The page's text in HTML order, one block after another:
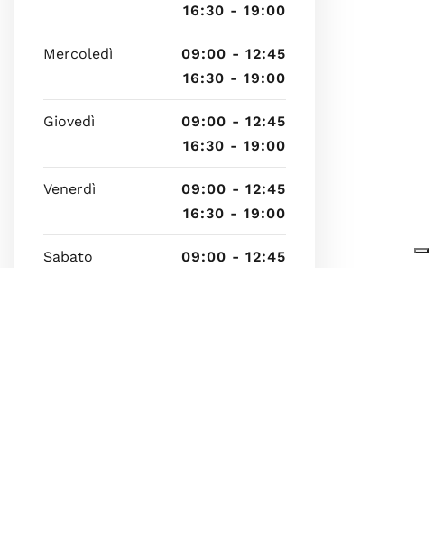
16:30 - 19:00
Mercoledì
09:00 - 12:45
16:30 - 19:00
Giovedì
09:00 - 12:45
16:30 - 19:00
Venerdì
09:00 - 12:45
16:30 - 19:00
Sabato
09:00 - 12:45